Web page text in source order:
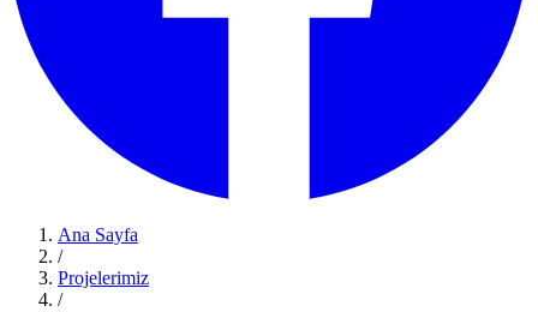
Ana Sayfa
/
Projelerimiz
/